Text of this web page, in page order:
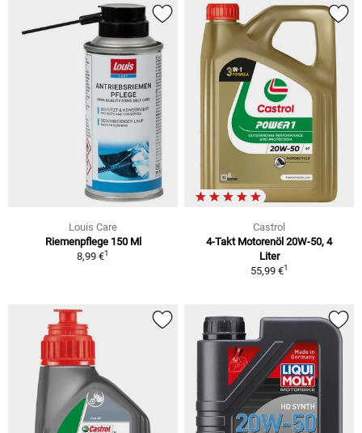
Louis Care
Riemenpflege 150 Ml
8,99 €1
Castrol
4-Takt Motorenöl 20W-50, 4
Liter
55,99 €1